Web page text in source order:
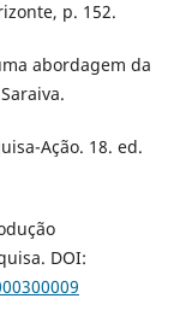
p. 152.
abordagem da
Ação. 18. ed.
DOI: